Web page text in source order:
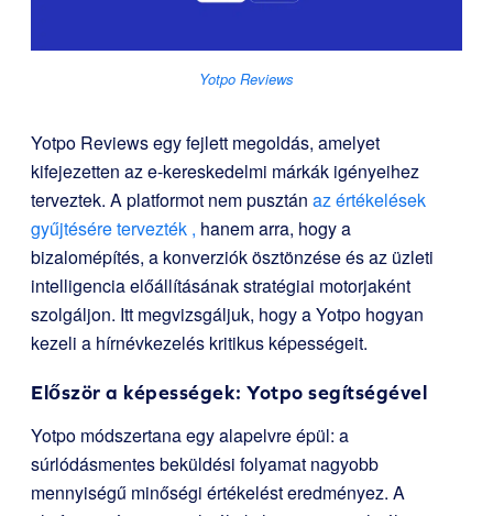
Yotpo Reviews
Yotpo Reviewsegy fejlett megoldás, amelyet
kifejezetten az e-kereskedelmi márkák igényeihez
terveztek. A platformot nem pusztán az értékelések
gyűjtésére tervezték , hanem arra, hogy a
bizalomépítés, a konverziók ösztönzése és az üzleti
intelligencia előállításának stratégiai motorjaként
szolgáljon. Itt megvizsgáljuk, hogy a Yotpo hogyan
kezeli a hírnévkezelés kritikus képességeit.
Először a képességek: Yotpo segítségével
Yotpo módszertana egy alapelvre épül: a
súrlódásmentes beküldési folyamat nagyobb
mennyiségű minőségi értékelést eredményez. A